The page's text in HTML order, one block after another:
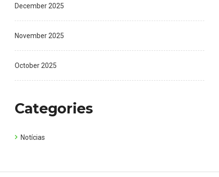
December 2025
November 2025
October 2025
Categories
Notícias